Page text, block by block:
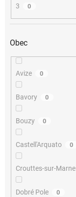
3 0
Obec
Avize 0
Bavory 0
Bouzy 0
Castell'Arquato 0
Crouttes-sur-Marne
Dobré Pole 0